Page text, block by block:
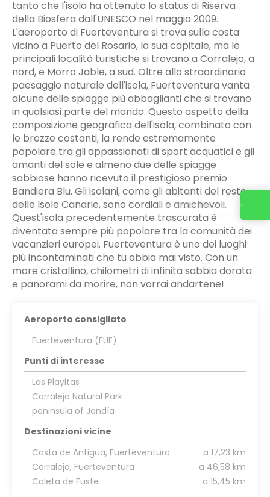
tanto che l'isola ha ottenuto lo status di Riserva
della Biosfera dall'UNESCO nel maggio 2009.
L'aeroporto di Fuerteventura si trova sulla costa
vicino a Puerto del Rosario, la sua capitale, ma le
principali località turistiche si trovano a Corralejo, a
nord, e Morro Jable, a sud. Oltre allo straordinario
paesaggio naturale dell'isola, Fuerteventura vanta
alcune delle spiagge più abbaglianti che si trovano
in qualsiasi parte del mondo. Questo aspetto della
composizione geografica dell'isola, combinato con
le brezze costanti, la rende estremamente
popolare tra gli appassionati di sport acquatici e gli
amanti del sole e almeno due delle spiagge
sabbiose hanno ricevuto il prestigioso premio
Bandiera Blu. Gli isolani, come gli abitanti del resto
delle Isole Canarie, sono cordiali e amichevoli.
Quest'isola precedentemente trascurata è
diventata sempre più popolare tra la comunità dei
vacanzieri europei. Fuerteventura è uno dei luoghi
più incontaminati che tu abbia mai visto. Con un
mare cristallino, chilometri di infinita sabbia dorata
e panorami da morire, non vorrai andartene!
Aeroporto consigliato
Fuerteventura (FUE)
Punti di interesse
Las Playitas
Corralejo Natural Park
peninsula of Jandía
Destinazioni vicine
Costa de Antigua, Fuerteventura
a 17,23 km
Corralejo, Fuerteventura
a 46,58 km
Caleta de Fuste
a 15,45 km
Contattaci